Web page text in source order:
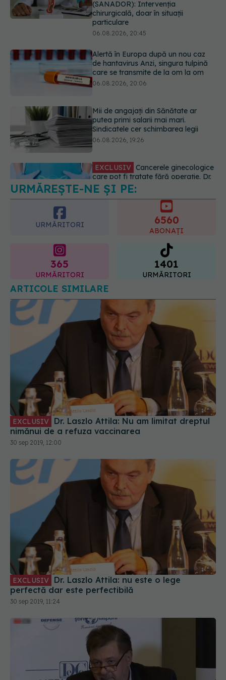
care se transmite de la om la om
06.08.2026, 20:06
putea primi salarii mai mari.
Sindicatele cer schimbarea legii
06.08.2026, 19:26
care pot fi tratate fără operație. Dr.
Sorin Bogdan (SANADOR): Chirurgia
este indicată doar punctual, pentru
anumite categorii de paciente
EXCLUSIV Brahiterapie vs
radioterapie externă în cancerul
ginecologic. Dr. Sorin Bogdan
(SANADOR) explică diferența și
cum acționează tratamentul
URMĂREȘTE-NE ȘI PE:
URMĂRITORI
ABONAȚI
URMĂRITORI
1401
URMĂRITORI
ARTICOLE SIMILARE
EXCLUSIV
Dr. Laszlo Attila: Nu am limitat dreptul
nimănui de a refuza vaccinarea
30 sep 2019, 12:00
EXCLUSIV
Dr. Laszlo Attila: nu este o lege
perfectă dar este perfectibilă
30 sep 2019, 11:24